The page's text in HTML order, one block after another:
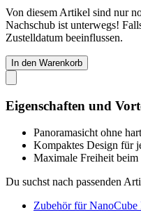
Von diesem Artikel sind nur
Nachschub ist unterwegs!
Zustelldatum beeinflussen.
In den Warenkorb
Eigenschaften und
Panoramasicht ohne
Kompaktes Design für
Maximale Freiheit beim
Du suchst nach passenden
Zubehör für NanoCube